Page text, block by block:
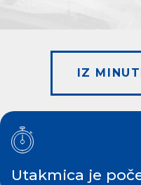
IZ
Utakmica je